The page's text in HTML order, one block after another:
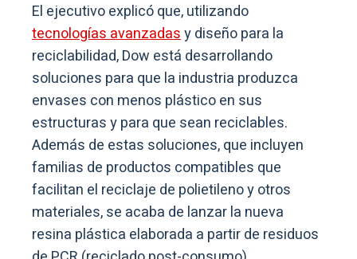
El ejecutivo explicó que, utilizando
tecnologías avanzadasy diseño para la
reciclabilidad, Dow está desarrollando
soluciones para que la industria produzca
envases con menos plástico en sus
estructuras y para que sean reciclables.
Además de estas soluciones, que incluyen
familias de productos compatibles que
facilitan el reciclaje de polietileno y otros
materiales, se acaba de lanzar la nueva
resina plástica elaborada a partir de residuos